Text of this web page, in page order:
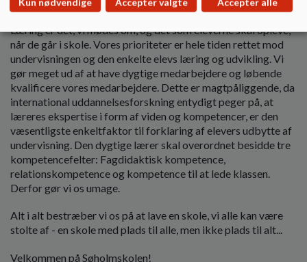
Læring i centrum
Læring er det, vi mødes om, og det som eleverne skal opleve,
når de går i skole. Vores prioriteter er hele tiden rettet mod
undervisningen og den enkelte elevs læring og udvikling. Vi
gør meget ud af at have dygtige medarbejdere og løbende
kvalificere vores medarbejdere. Dette er magtpåliggende, da
international uddannelsesforskning entydigt peger på, at
læreres ekspertise i form af viden og kompetencer, er den
væsentligste enkeltfaktor til forklaring af elevers udbytte af
undervisning. Den dygtige lærer skal overordnet besidde tre
kompetencefelter: Fagdidaktisk kompetence,
relationskompetence og kompetence til at lede klassen.
Derfor gør vi os umage.
Alt i alt bestræber vi os på at lave en skole, vi alle kan være
stolte af - en skole med plads til alle, men ikke plads til alt...
Velkommen på Søholmskolen!